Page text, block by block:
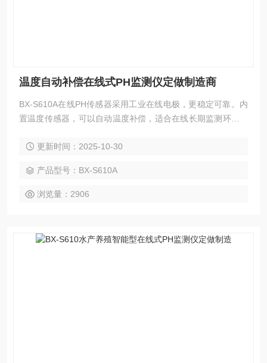
温度自动补偿在线式PH监测仪定做制造商
BX-S610A在线PH传感器采用工业在线电极，更稳定可靠。内
置温度传感器，可以自动温度补偿，适合在线长期监测环境使
强，不受线缆长度限制。 BX-S610A在线PH传感器可实现高精
方便等功能。
更新时间：2025-10-30
产品型号：BX-S610A
浏览量：2906